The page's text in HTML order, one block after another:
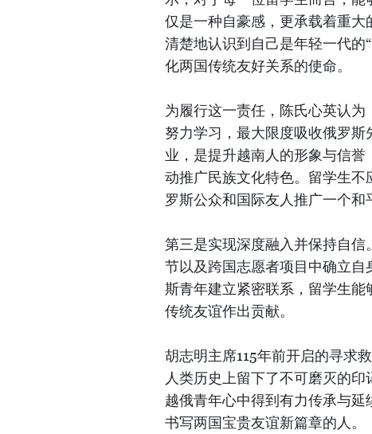
仅是一种自豪感，更承载着重
清楚地认识到自己是年轻一代的
化两国传统友好关系的使命。
为履行这一责任，陈氏心英认
努力学习，最大限度吸收俄罗
业，是提升越南人的形象与信
动推广民族文化特色。留学生
罗斯公众和国际友人推广一个和
第三是实现深度融入并保持自
节以及跨国志愿者项目中确立
斯青年建立紧密联系，留学生
传统友谊作出贡献。
胡志明主席115年前开启的寻求
人类历史上留下了不可磨灭的
越俄青年心中得到有力传承与
书写两国宝贵友谊新篇章的人。